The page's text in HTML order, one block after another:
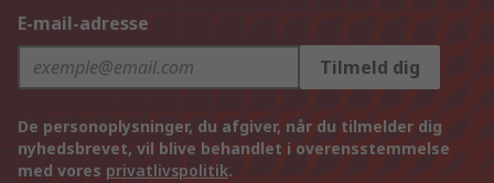
E-mail-adresse
Tilmeld dig
De personoplysninger, du afgiver, når du tilmelder dig
nyhedsbrevet, vil blive behandlet i overensstemmelse
med vores privatlivspolitik.